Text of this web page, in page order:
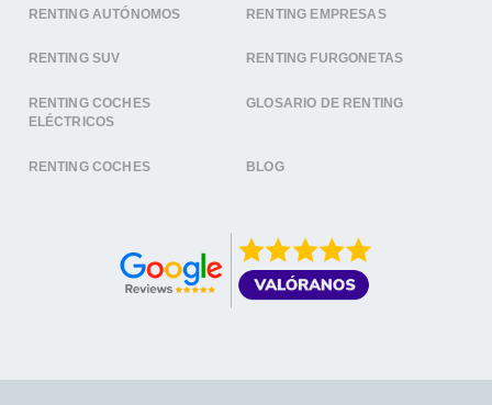
RENTING AUTÓNOMOS RENTING EMPRESAS
RENTING SUV RENTING FURGONETAS
RENTING COCHES
ELÉCTRICOS
GLOSARIO DE RENTING
RENTING COCHES BLOG